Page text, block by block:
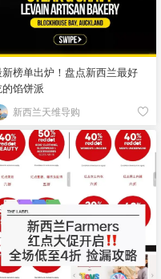
榜单出炉！盘点新西兰最好
馅饼派
新西兰天维导购